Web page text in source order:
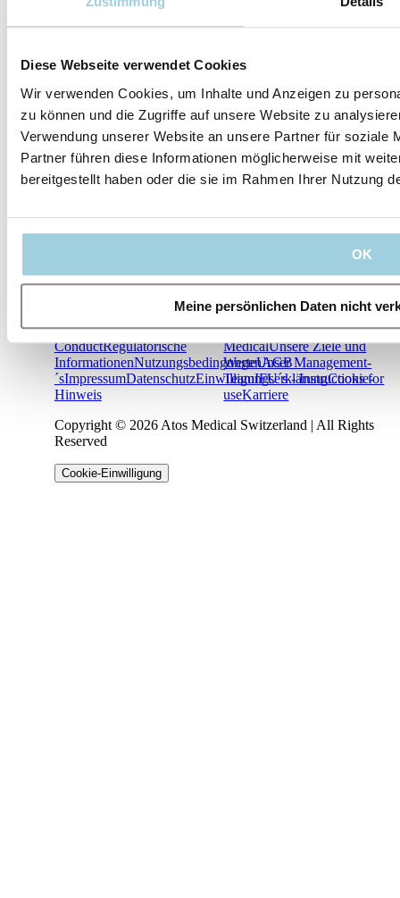
Diese Webseite verwendet Cookies
Wir verwenden Cookies, um Inhalte und Anzeigen zu
zu können und die Zugriffe auf unsere Website zu
Verwendung unserer Website an unsere Partner für soziale
Partner führen diese Informationen möglicherweise mit
bereitgestellt haben oder die sie im Rahmen Ihrer Nutzung
OK
Meine persönlichen Daten nicht
Unsere Leitlinien
Unser Unternehmen
Code of
ConductRegulatorische
InformationenNutzungsbedingungenAGB
´sImpressumDatenschutzEinwilligungserklärungCookie-
Hinweis
Unser Unternehmen
Willkommen bei Atos
MedicalUnsere Ziele und
WerteUnser Management-
TeamIFU´s - Instructions for
useKarriere
Copyright © 2026 Atos Medical Switzerland | All Rights
Reserved
Cookie-Einwilligung